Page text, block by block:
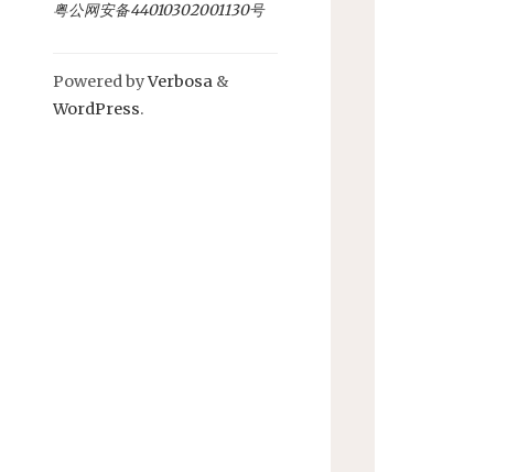
粤公网安备44010302001130号
Powered byVerbosa &
WordPress.